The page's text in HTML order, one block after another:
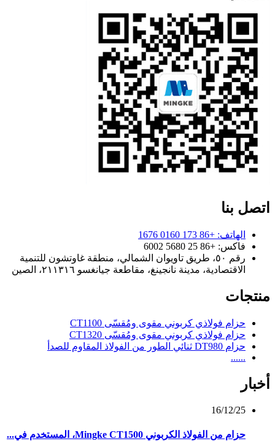
اتصل بنا
الهاتف: +86 173 0160 1676
فاكس: +86 25 5680 6002
رقم ٥٠، طريق تاويوان الشمالي، منطقة غاوتشون للتنمية
الاقتصادية، مدينة نانجينغ، مقاطعة جيانغسو ٢١١٣١٦، الصين
منتجات
حزام فولاذي كربوني مقوى ومُقسّى CT1100
حزام فولاذي كربوني مقوى ومُقسّى CT1320
حزام DT980 ثنائي الطور من الفولاذ المقاوم للصدأ
......
أخبار
16/12/25
حزام من الفولاذ الكربوني Mingke CT1500، المستخدم في...